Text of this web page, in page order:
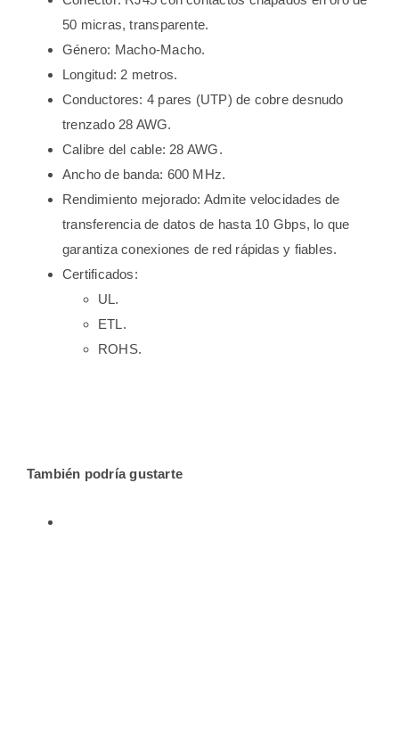
50 micras, transparente.
Género: Macho-Macho.
Longitud: 2 metros.
Conductores: 4 pares (UTP) de cobre desnudo
trenzado 28 AWG.
Calibre del cable: 28 AWG.
Ancho de banda: 600 MHz.
Rendimiento mejorado: Admite velocidades de
transferencia de datos de hasta 10 Gbps, lo que
garantiza conexiones de red rápidas y fiables.
Certificados:
UL.
ETL.
ROHS.
También podría gustarte